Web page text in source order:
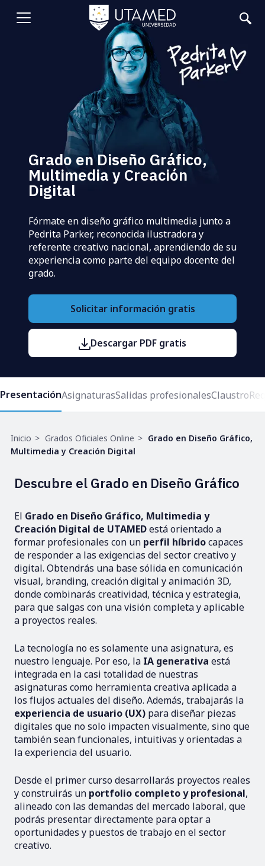
Abrir
Grado en Diseño Gráfico,
Multimedia y Creación
Digital
Fórmate en diseño gráfico multimedia junto a
Pedrita Parker, reconocida ilustradora y
referente creativo nacional, aprendiendo de su
experiencia como parte del equipo docente del
grado.
Solicitar información gratis
Descargar PDF gratis
PresentaciónAsignaturasSalidas profesionalesClaustro
Ruta
de
Inicio Grados Oficiales Online
Grado en Diseño Gráfico,
Multimedia y Creación Digital
Descubre el Grado en Diseño Gráfico
El Grado en Diseño Gráfico, Multimedia y
Creación Digital de UTAMEDestá orientado a
formar profesionales con un perfil híbridocapaces
de responder a las exigencias del sector creativo y
digital. Obtendrás una base sólida en comunicación
visual, branding, creación digital y animación 3D,
donde combinarás creatividad, técnica y estrategia,
para que salgas con una visión completa y aplicable
a proyectos reales.
La tecnología no es solamente una asignatura, es
nuestro lenguaje. Por eso, la IA generativa está
integrada en la casi totalidad de nuestras
asignaturas como herramienta creativa aplicada a
los flujos actuales del diseño. Además, trabajarás la
experiencia de usuario (UX) para diseñar piezas
digitales que no solo impacten visualmente, sino que
también sean funcionales, intuitivas y orientadas a
la experiencia del usuario.
Desde el primer curso desarrollarás proyectos reales
y construirás un portfolio completo y profesional,
alineado con las demandas del mercado laboral, que
podrás presentar directamente para optar a
oportunidades y puestos de trabajo en el sector
creativo.